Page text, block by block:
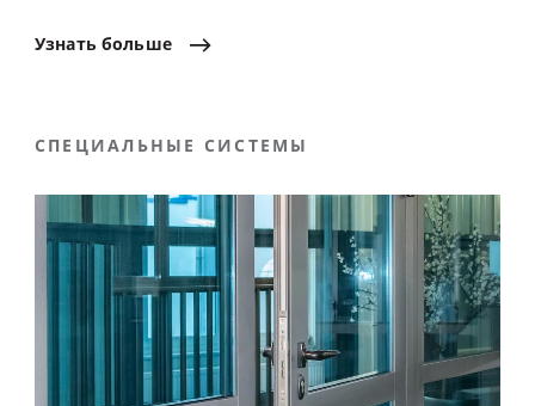
Узнать больше
СПЕЦИАЛЬНЫЕ СИСТЕМЫ